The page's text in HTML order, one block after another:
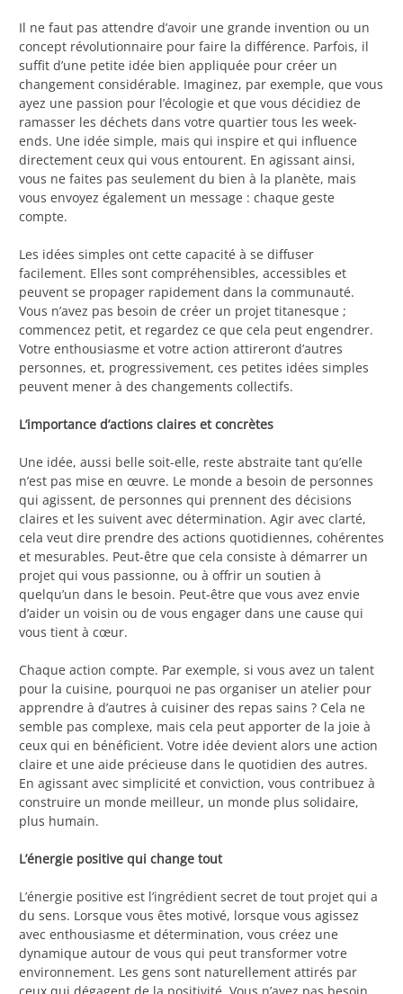
Il ne faut pas attendre d’avoir une grande invention ou un
concept révolutionnaire pour faire la différence. Parfois, il
suffit d’une petite idée bien appliquée pour créer un
changement considérable. Imaginez, par exemple, que vous
ayez une passion pour l’écologie et que vous décidiez de
ramasser les déchets dans votre quartier tous les week-
ends. Une idée simple, mais qui inspire et qui influence
directement ceux qui vous entourent. En agissant ainsi,
vous ne faites pas seulement du bien à la planète, mais
vous envoyez également un message : chaque geste
compte.
Les idées simples ont cette capacité à se diffuser
facilement. Elles sont compréhensibles, accessibles et
peuvent se propager rapidement dans la communauté.
Vous n’avez pas besoin de créer un projet titanesque ;
commencez petit, et regardez ce que cela peut engendrer.
Votre enthousiasme et votre action attireront d’autres
personnes, et, progressivement, ces petites idées simples
peuvent mener à des changements collectifs.
L’importance d’actions claires et concrètes
Une idée, aussi belle soit-elle, reste abstraite tant qu’elle
n’est pas mise en œuvre. Le monde a besoin de personnes
qui agissent, de personnes qui prennent des décisions
claires et les suivent avec détermination. Agir avec clarté,
cela veut dire prendre des actions quotidiennes, cohérentes
et mesurables. Peut-être que cela consiste à démarrer un
projet qui vous passionne, ou à offrir un soutien à
quelqu’un dans le besoin. Peut-être que vous avez envie
d’aider un voisin ou de vous engager dans une cause qui
vous tient à cœur.
Chaque action compte. Par exemple, si vous avez un talent
pour la cuisine, pourquoi ne pas organiser un atelier pour
apprendre à d’autres à cuisiner des repas sains ? Cela ne
semble pas complexe, mais cela peut apporter de la joie à
ceux qui en bénéficient. Votre idée devient alors une action
claire et une aide précieuse dans le quotidien des autres.
En agissant avec simplicité et conviction, vous contribuez à
construire un monde meilleur, un monde plus solidaire,
plus humain.
L’énergie positive qui change tout
L’énergie positive est l’ingrédient secret de tout projet qui a
du sens. Lorsque vous êtes motivé, lorsque vous agissez
avec enthousiasme et détermination, vous créez une
dynamique autour de vous qui peut transformer votre
environnement. Les gens sont naturellement attirés par